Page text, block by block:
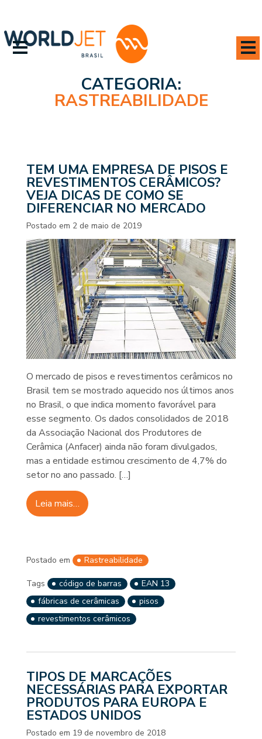
CATEGORIA:
RASTREABILIDADE
TEM UMA EMPRESA DE PISOS E
REVESTIMENTOS CERÂMICOS?
VEJA DICAS DE COMO SE
DIFERENCIAR NO MERCADO
Postado em 2 de maio de 2019
O mercado de pisos e revestimentos cerâmicos no
Brasil tem se mostrado aquecido nos últimos anos
no Brasil, o que indica momento favorável para
esse segmento. Os dados consolidados de 2018
da Associação Nacional dos Produtores de
Cerâmica (Anfacer) ainda não foram divulgados,
mas a entidade estimou crescimento de 4,7% do
setor no ano passado. […]
Leia mais…
Postado em Rastreabilidade
Tags código de barras
EAN 13
fábricas de cerâmicas
pisos
revestimentos cerâmicos
TIPOS DE MARCAÇÕES
NECESSÁRIAS PARA EXPORTAR
PRODUTOS PARA EUROPA E
ESTADOS UNIDOS
Postado em 19 de novembro de 2018